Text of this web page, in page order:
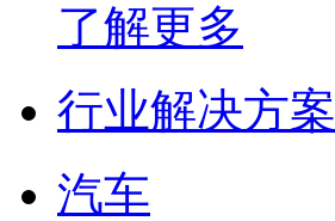
了解更多
行业解决方案
汽车